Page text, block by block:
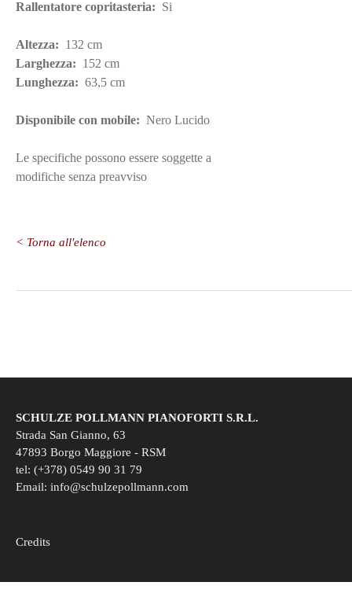
Rallentatore copritasteria: Si
Altezza: 132 cm
Larghezza: 152 cm
Lunghezza: 63,5 cm
Disponibile con mobile: Nero Lucido
Le specifiche possono essere soggette a
modifiche senza preavviso
< Torna all'elenco
SCHULZE POLLMANN PIANOFORTI S.R.L.
Strada San Gianno, 63
47893 Borgo Maggiore - RSM
tel: (+378) 0549 90 31 79
Email: info@schulzepollmann.com
Credits